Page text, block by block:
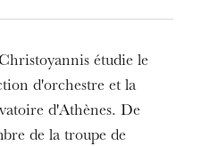
étudie le
d'orchestre et la
d'Athènes. De
de la troupe de